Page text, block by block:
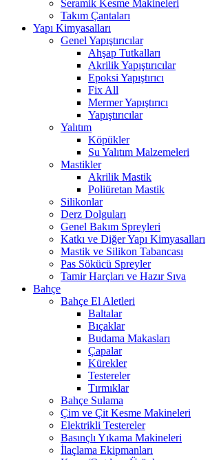
Seramik Kesme Makineleri
Takım Çantaları
Yapı Kimyasalları
Genel Yapıştırıcılar
Ahşap Tutkalları
Akrilik Yapıştırıcılar
Epoksi Yapıştırıcı
Fix All
Mermer Yapıştırıcı
Yapıştırıcılar
Yalıtım
Köpükler
Su Yalıtım Malzemeleri
Mastikler
Akrilik Mastik
Poliüretan Mastik
Silikonlar
Derz Dolguları
Genel Bakım Spreyleri
Katkı ve Diğer Yapı Kimyasalları
Mastik ve Silikon Tabancası
Pas Sökücü Spreyler
Tamir Harçları ve Hazır Sıva
Bahçe
Bahçe El Aletleri
Baltalar
Bıçaklar
Budama Makasları
Çapalar
Kürekler
Testereler
Tırmıklar
Bahçe Sulama
Çim ve Çit Kesme Makineleri
Elektrikli Testereler
Basınçlı Yıkama Makineleri
İlaçlama Ekipmanları